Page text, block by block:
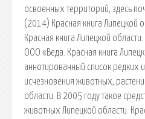
освоенных территорий, здесь
(2014) Красная книга Липецкой
Красная книга Липецкой
ООО «Веда. Красная книга
аннотированный список редких
исчезновения животных,
области. В 2005 году такое
животных Липецкой области.